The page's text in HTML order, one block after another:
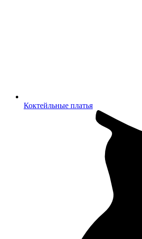
Коктейльные платья